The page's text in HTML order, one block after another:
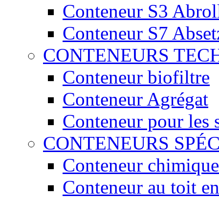
Conteneur S3
Conteneur S7
CONTENEURS
Conteneur biofiltre
Conteneur Agrégat
Conteneur pour les
CONTENEURS
Conteneur chimique
Conteneur au toit